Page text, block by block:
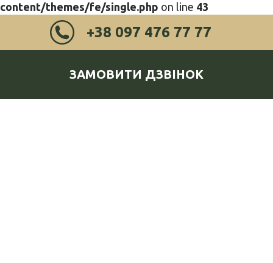
content/themes/fe/single.php on line 43
+38 097 476 77 77
ЗАМОВИТИ ДЗВІНОК